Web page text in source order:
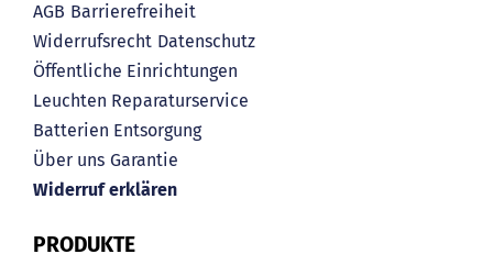
AGB Barrierefreiheit
Widerrufsrecht Datenschutz
Öffentliche Einrichtungen
Leuchten Reparaturservice
Batterien Entsorgung
Über uns Garantie
Widerruf erklären
PRODUKTE